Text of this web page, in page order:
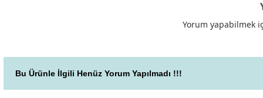
Yorum yapabilmek
Bu Ürünle İlgili Henüz Yorum Yapılmadı !!!